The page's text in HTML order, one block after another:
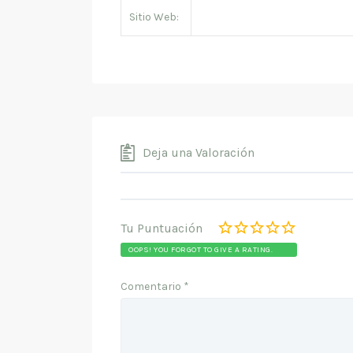
Sitio Web:
Deja una Valoración
Tu Puntuación
OOPS! YOU FORGOT TO GIVE A RATING.
Comentario *